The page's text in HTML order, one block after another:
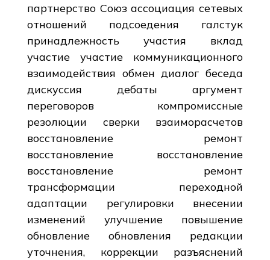
партнерство Союз ассоциация сетевых
отношений подсоедения галстук
принадлежность участия вклад
участие участие коммуникационного
взаимодействия обмен диалог беседа
дискуссия дебаты аргумент
переговоров компромиссные
резолюции сверки взаиморасчетов
восстановление ремонт
восстановление восстановление
восстановление ремонт
трансформации переходной
адаптации регулировки внесении
изменений улучшение повышение
обновление обновления редакции
уточнения, коррекции разъяснений